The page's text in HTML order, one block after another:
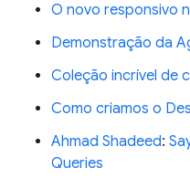
O novo responsivo
Demonstração da
Coleção incrível de
Como criamos o
Ahmad Shadeed:
Queries